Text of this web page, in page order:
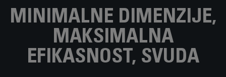
MINIMALNE DIMENZIJE,
MAKSIMALNA
EFIKASNOST, SVUDA